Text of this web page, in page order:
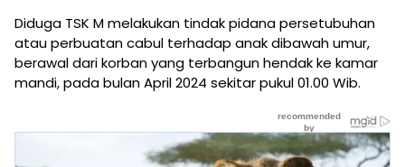
Diduga TSK M melakukan tindak pidana persetubuhan
atau perbuatan cabul terhadap anak dibawah umur,
berawal dari korban yang terbangun hendak ke kamar
mandi, pada bulan April 2024 sekitar pukul 01.00 Wib.